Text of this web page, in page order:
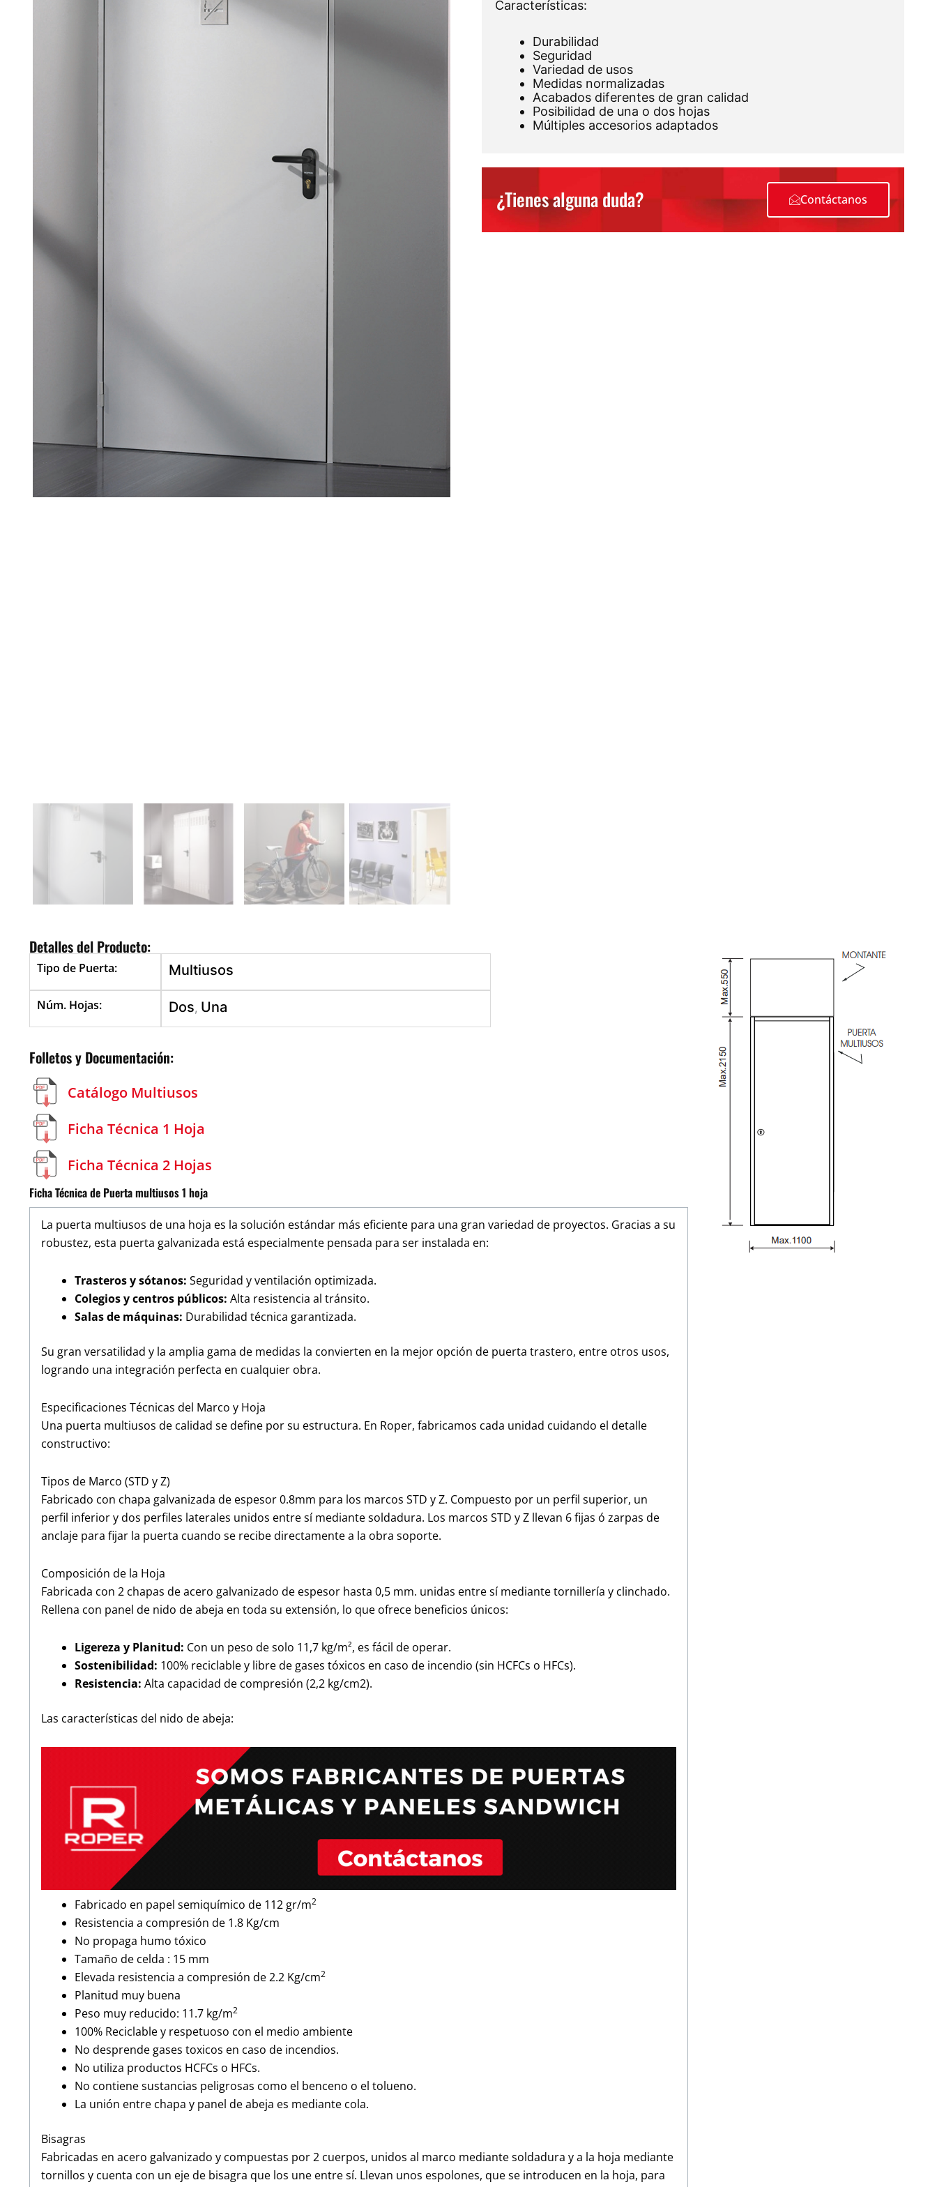
Características:
Durabilidad
Seguridad
Variedad de usos
Medidas normalizadas
Acabados diferentes de gran calidad
Posibilidad de una o dos hojas
Múltiples accesorios adaptados
¿Tienes alguna duda? Contáctanos
Detalles del Producto:
Tipo de Puerta: Multiusos
Núm. Hojas: Dos, Una
Folletos y Documentación:
Catálogo Multiusos
Ficha Técnica 1 Hoja
Ficha Técnica 2 Hojas
Ficha Técnica de Puerta multiusos 1 hoja
La puerta multiusos de una hoja es la solución estándar más eficiente para una gran variedad de proyectos. Gracias a su
robustez, esta puerta galvanizada está especialmente pensada para ser instalada en:
Trasteros y sótanos: Seguridad y ventilación optimizada.
Colegios y centros públicos: Alta resistencia al tránsito.
Salas de máquinas: Durabilidad técnica garantizada.
Su gran versatilidad y la amplia gama de medidas la convierten en la mejor opción de puerta trastero, entre otros usos,
logrando una integración perfecta en cualquier obra.
Especificaciones Técnicas del Marco y Hoja
Una puerta multiusos de calidad se define por su estructura. En Roper, fabricamos cada unidad cuidando el detalle
constructivo:
Tipos de Marco (STD y Z)
Fabricado con chapa galvanizada de espesor 0.8mm para los marcos STD y Z. Compuesto por un perfil superior, un
perfil inferior y dos perfiles laterales unidos entre sí mediante soldadura. Los marcos STD y Z llevan 6 fijas ó zarpas de
anclaje para fijar la puerta cuando se recibe directamente a la obra soporte.
Composición de la Hoja
Fabricada con 2 chapas de acero galvanizado de espesor hasta 0,5 mm. unidas entre sí mediante tornillería y clinchado.
Rellena con panel de nido de abeja en toda su extensión, lo que ofrece beneficios únicos:
Ligereza y Planitud: Con un peso de solo 11,7 kg/m², es fácil de operar.
Sostenibilidad: 100% reciclable y libre de gases tóxicos en caso de incendio (sin HCFCs o HFCs).
Resistencia: Alta capacidad de compresión (2,2 kg/cm2).
Las características del nido de abeja:
Fabricado en papel semiquímico de 112 gr/m2
Resistencia a compresión de 1.8 Kg/cm
No propaga humo tóxico
Tamaño de celda : 15 mm
Elevada resistencia a compresión de 2.2 Kg/cm2
Planitud muy buena
Peso muy reducido: 11.7 kg/m2
100% Reciclable y respetuoso con el medio ambiente
No desprende gases toxicos en caso de incendios.
No utiliza productos HCFCs o HFCs.
No contiene sustancias peligrosas como el benceno o el tolueno.
La unión entre chapa y panel de abeja es mediante cola.
Bisagras
Fabricadas en acero galvanizado y compuestas por 2 cuerpos, unidos al marco mediante soldadura y a la hoja mediante
tornillos y cuenta con un eje de bisagra que los une entre sí. Llevan unos espolones, que se introducen en la hoja, para